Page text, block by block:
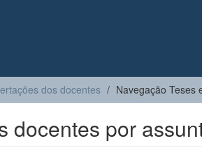
dos docentes Navegação Teses
docentes por